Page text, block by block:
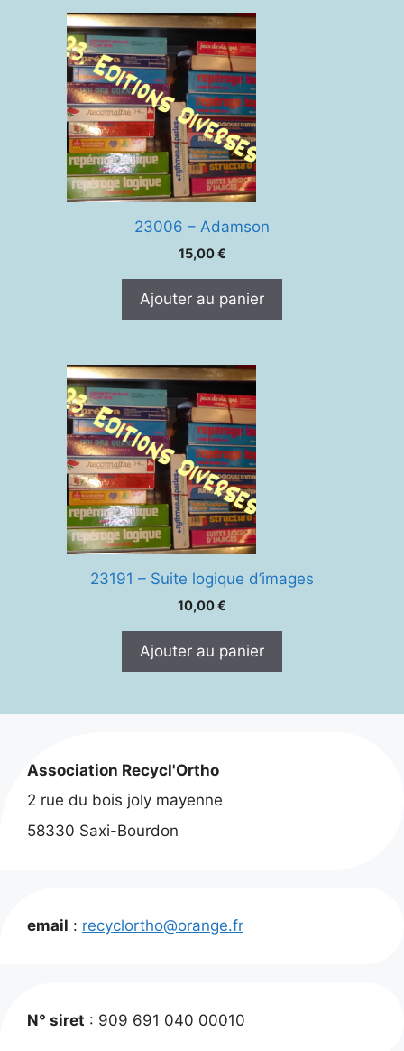
23006 – Adamson
15,00€
Ajouter au panier
23191 – Suite logique d’images
10,00€
Ajouter au panier
Association Recycl'Ortho
2 rue du bois joly mayenne
58330 Saxi-Bourdon
email : recyclortho@orange.fr
N° siret : 909 691 040 00010